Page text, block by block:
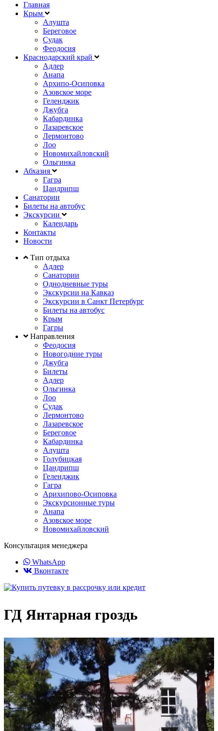
Главная
Крым
Алушта
Береговое
Судак
Феодосия
Краснодарский край
Адлер
Анапа
Архипо-Осиповка
Азовское море
Геленджик
Джубга
Кабардинка
Лазаревское
Лермонтово
Лоо
Новомихайловский
Ольгинка
Абхазия
Гагра
Цандрипш
Санатории
Билеты на автобус
Экскурсии
Календарь
Контакты
Новости
Тип отдыха
Адлер
Санатории
Однодневные туры
Экскурсии на Кавказ
Экскурсии в Санкт Петербург
Билеты на автобус
Крым
Гагры
Направления
Феодосия
Новогодние туры
Джубга
Билеты
Адлер
Ольгинка
Лоо
Судак
Лермонтово
Лазаревское
Береговое
Кабардинка
Алушта
Голубицкая
Цандрипш
Геленджик
Гагра
Арихипово-Осиповка
Экскурсионные туры
Анапа
Азовское море
Новомихайловский
Консультация менеджера
WhatsApp
Вконтакте
ГД Янтарная гроздь